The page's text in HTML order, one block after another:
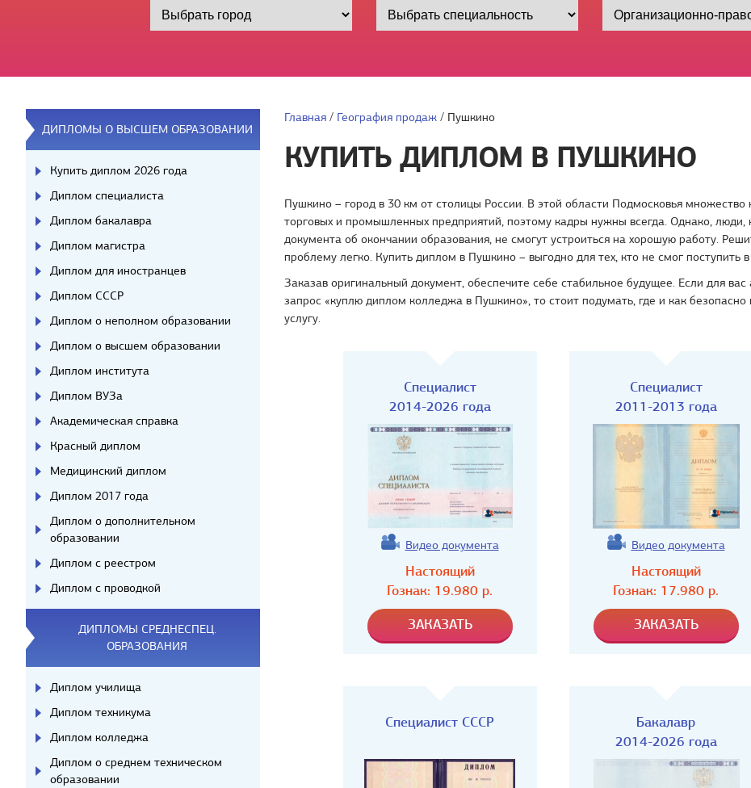
Главная / География продаж / Пушкино
КУПИТЬ ДИПЛОМ В ПУШКИНО
Пушкино – город в 30 км от столицы России. В этой области Подмосковья множество
торговых и промышленных предприятий, поэтому кадры нужны всегда. Однако,
документа об окончании образования, не смогут устроиться на хорошую работу.
проблему легко. Купить диплом в Пушкино – выгодно для тех, кто не смог поступить в
Заказав оригинальный документ, обеспечите себе стабильное будущее. Если для вас
запрос «куплю диплом колледжа в Пушкино», то стоит подумать, где и как безопасно
услугу.
Специалист
2014-2026 года
Видео документа
Настоящий
Гознак: 19.980 р.
Специалист
2011-2013 года
Видео документа
Настоящий
Гознак: 17.980 р.
Специалист СССР
Бакалавр
2014-2026 года
ДИПЛОМЫ О ВЫСШЕМ ОБРАЗОВАНИИ
Купить диплом 2026 года
Диплом специалиста
Диплом бакалавра
Диплом магистра
Диплом для иностранцев
Диплом СССР
Диплом о неполном образовании
Диплом о высшем образовании
Диплом института
Диплом ВУЗа
Академическая справка
Красный диплом
Медицинский диплом
Диплом 2017 года
Диплом о дополнительном
образовании
Диплом с реестром
Диплом с проводкой
ДИПЛОМЫ СРЕДНЕСПЕЦ.
ОБРАЗОВАНИЯ
Диплом училища
Диплом техникума
Диплом колледжа
Диплом о среднем техническом
образовании